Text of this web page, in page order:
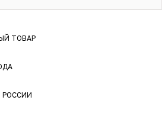
ТОВАР
РОССИИ